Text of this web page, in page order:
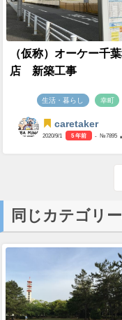
（仮称）オーケー千
店 新築工事
生活・暮らし 幸町
caretaker
2020/9/1 5 年前 - №7895
同じカテゴリ